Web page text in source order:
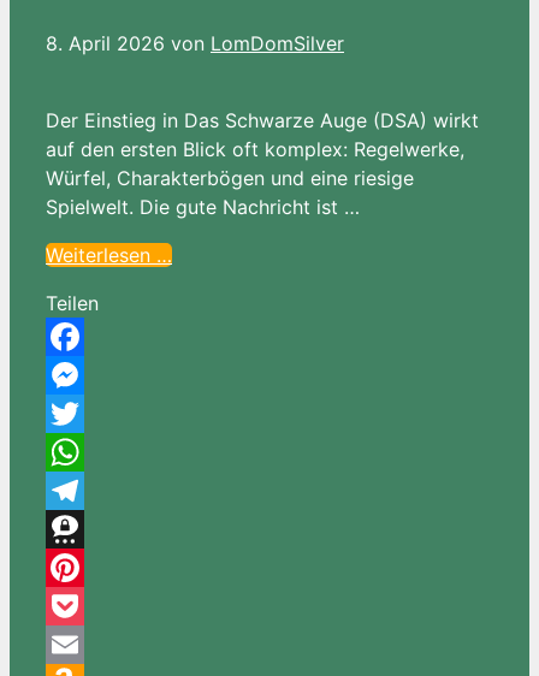
8. April 2026 von LomDomSilver
Der Einstieg in Das Schwarze Auge (DSA) wirkt
auf den ersten Blick oft komplex: Regelwerke,
Würfel, Charakterbögen und eine riesige
Spielwelt. Die gute Nachricht ist …
Weiterlesen …
Teilen
Facebook
Messenger
Twitter
WhatsApp
Telegram
Threema
Pinterest
Pocket